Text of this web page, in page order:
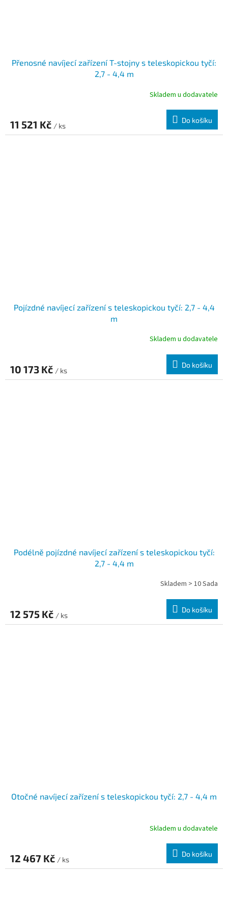
Přenosné navíjecí zařízení T-stojny s teleskopickou tyčí:
2,7 - 4,4 m
Skladem u dodavatele
11 521 Kč / ks
Do košíku
Pojízdné navíjecí zařízení s teleskopickou tyčí: 2,7 - 4,4
m
Skladem u dodavatele
10 173 Kč / ks
Do košíku
Podélně pojízdné navíjecí zařízení s teleskopickou tyčí:
2,7 - 4,4 m
Skladem > 10 Sada
12 575 Kč / ks
Do košíku
Otočné navíjecí zařízení s teleskopickou tyčí: 2,7 - 4,4 m
Skladem u dodavatele
12 467 Kč / ks
Do košíku